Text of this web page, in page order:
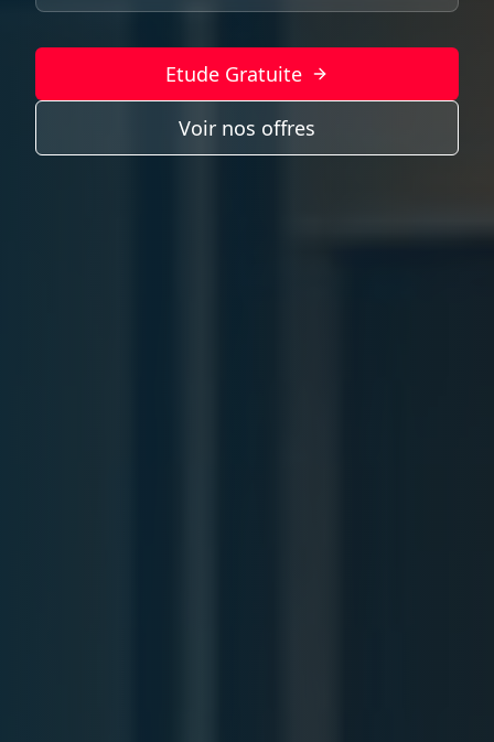
Etude Gratuite
Voir nos offres